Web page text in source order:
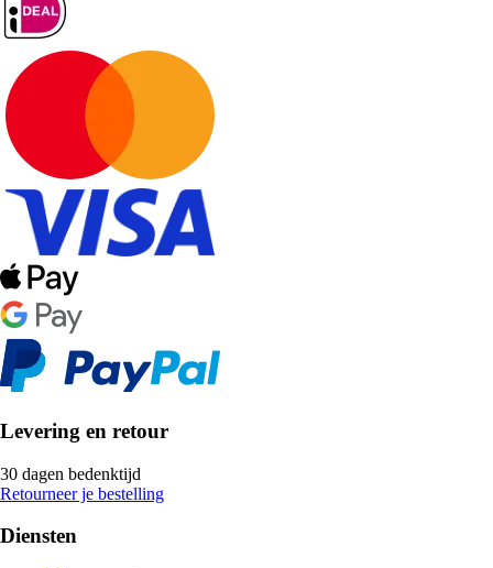
Levering en retour
30 dagen bedenktijd
Retourneer je bestelling
Diensten